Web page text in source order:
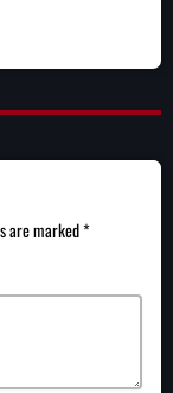
are marked *